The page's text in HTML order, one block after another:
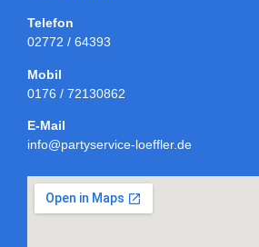
Telefon
02772 / 64393
Mobil
0176 / 72130862
E-Mail
info@partyservice-loeffler.de